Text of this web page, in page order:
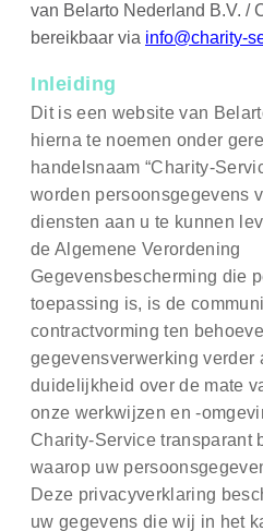
van Belarto Nederland B.V. /
bereikbaar via info@charity-
Inleiding
Dit is een website van
hierna te noemen onder
handelsnaam “Charity-
worden persoonsgegevens
diensten aan u te kunnen
de Algemene Verordening
Gegevensbescherming die
toepassing is, is de
contractvorming ten
gegevensverwerking verder
duidelijkheid over de mate
onze werkwijzen en -
Charity-Service transparant
waarop uw
Deze privacyverklaring
uw gegevens die wij in het